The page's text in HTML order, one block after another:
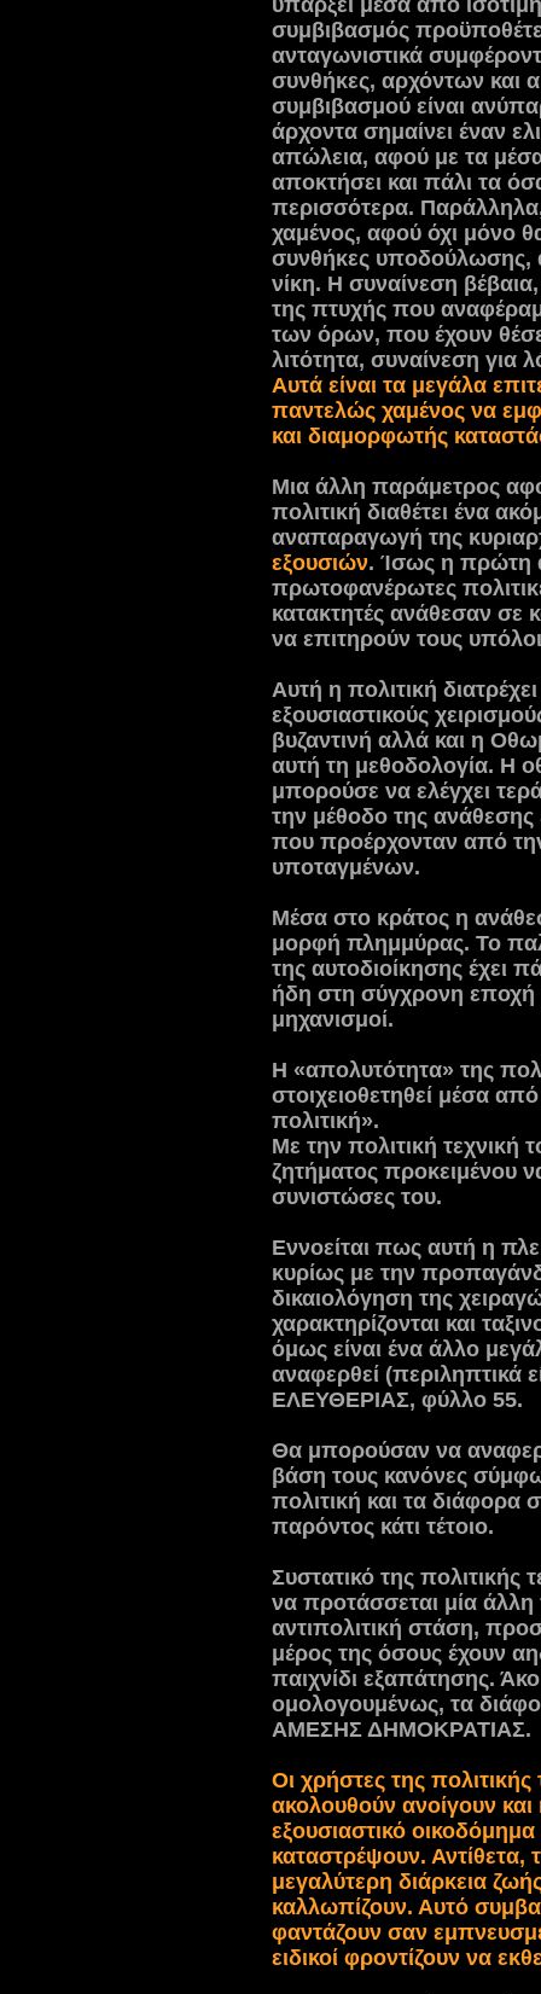
συμβιβασμός
ανταγωνιστικά
συνθήκες, αρχόντων και
συμβιβασμού είναι
άρχοντα σημαίνει έναν
απώλεια, αφού με τα
αποκτήσει και πάλι τα
περισσότερα.
χαμένος, αφού όχι μόνο
συνθήκες υποδούλωσης,
νίκη. Η συναίνεση
της πτυχής που
των όρων, που έχουν
λιτότητα, συναίνεση για
Αυτά είναι τα μεγάλα
παντελώς χαμένος να
και διαμορφωτής
Μια άλλη παράμετρος
πολιτική διαθέτει ένα
αναπαραγωγή της
εξουσιών. Ίσως η πρώτη
πρωτοφανέρωτες
κατακτητές ανάθεσαν
να επιτηρούν τους
Αυτή η πολιτική
εξουσιαστικούς
βυζαντινή αλλά και η
αυτή τη μεθοδολογία. Η
μπορούσε να ελέγχει
την μέθοδο της ανάθεσης
που προέρχονταν από
υποταγμένων.
Μέσα στο κράτος η
μορφή πλημμύρας. Το
της αυτοδιοίκησης έχει
ήδη στη σύγχρονη εποχή
μηχανισμοί.
Η «απολυτότητα» της
στοιχειοθετηθεί μέσα
πολιτική».
Με την πολιτική τεχνική
ζητήματος προκειμένου
συνιστώσες του.
Εννοείται πως αυτή η
κυρίως με την
δικαιολόγηση της
χαρακτηρίζονται και
όμως είναι ένα άλλο
αναφερθεί (περιληπτικά
ΕΛΕΥΘΕΡΙΑΣ, φύλλο 55.
Θα μπορούσαν να
βάση τους κανόνες
πολιτική και τα διάφορα
παρόντος κάτι τέτοιο.
Συστατικό της πολιτικής
να προτάσσεται μία άλλη
αντιπολιτική στάση,
μέρος της όσους έχουν
παιχνίδι εξαπάτησης.
ομολογουμένως, τα
ΑΜΕΣΗΣ ΔΗΜΟΚΡΑΤΙΑΣ.
Οι χρήστες της πολιτικής
ακολουθούν ανοίγουν
εξουσιαστικό
καταστρέψουν.
μεγαλύτερη διάρκεια
καλλωπίζουν. Αυτό
φαντάζουν σαν
ειδικοί φροντίζουν να